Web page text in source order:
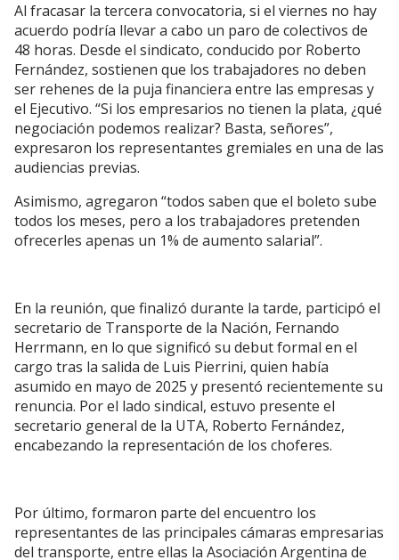
Al fracasar la tercera convocatoria, si el viernes no hay
acuerdo podría llevar a cabo un paro de colectivos de
48 horas. Desde el sindicato, conducido por Roberto
Fernández, sostienen que los trabajadores no deben
ser rehenes de la puja financiera entre las empresas y
el Ejecutivo. “Si los empresarios no tienen la plata, ¿qué
negociación podemos realizar? Basta, señores”,
expresaron los representantes gremiales en una de las
audiencias previas.
Asimismo, agregaron “todos saben que el boleto sube
todos los meses, pero a los trabajadores pretenden
ofrecerles apenas un 1% de aumento salarial”.
En la reunión, que finalizó durante la tarde, participó el
secretario de Transporte de la Nación, Fernando
Herrmann, en lo que significó su debut formal en el
cargo tras la salida de Luis Pierrini, quien había
asumido en mayo de 2025 y presentó recientemente su
renuncia. Por el lado sindical, estuvo presente el
secretario general de la UTA, Roberto Fernández,
encabezando la representación de los choferes.
Por último, formaron parte del encuentro los
representantes de las principales cámaras empresarias
del transporte, entre ellas la Asociación Argentina de